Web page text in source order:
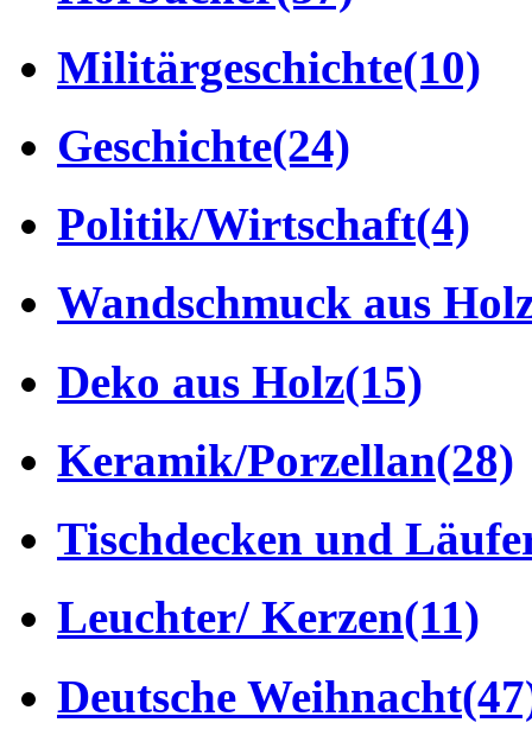
Militärgeschichte(10)
Geschichte(24)
Politik/Wirtschaft(4)
Wandschmuck aus
Deko aus Holz(15)
Keramik/Porzellan(28)
Tischdecken und
Leuchter/ Kerzen(11)
Deutsche Weihnacht